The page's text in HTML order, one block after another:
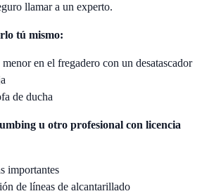
llamar a un experto.
tú mismo:
en el fregadero con un desatascador
de ducha
u otro profesional con licencia
importantes
de líneas de alcantarillado